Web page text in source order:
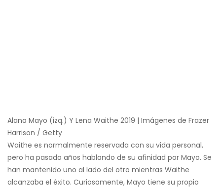
Alana Mayo (izq.) Y Lena Waithe 2019 | Imágenes de Frazer
Harrison / Getty
Waithe es normalmente reservada con su vida personal,
pero ha pasado años hablando de su afinidad por Mayo. Se
han mantenido uno al lado del otro mientras Waithe
alcanzaba el éxito. Curiosamente, Mayo tiene su propio